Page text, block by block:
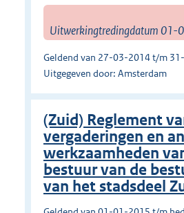
Uitwerkingtredingdatum 01-
Geldend van 27-03-2014 t/m
Uitgegeven door: Amsterdam
(Zuid) Reglement
vergaderingen en
werkzaamheden
bestuur van de
van het stadsdeel